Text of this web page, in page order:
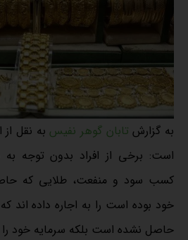
به گزارش تابان گوهر نفیس به نقل از
است: برخی از افراد بدون توجه به
کسب سود و منفعت، طلایی که
خود بوده است را به اجاره داده اند که
حاصل نشده است بلکه سرمایه خود را